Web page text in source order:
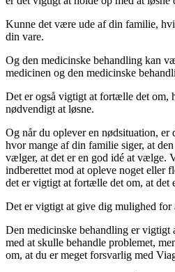
Kunne det være ude af din familie,
din vare.
Og den medicinske behandling kan
medicinen og den medicinske
Det er også vigtigt at fortælle det om,
nødvendigt at løsne.
Og når du oplever en nødsituation, er
hvor mange af din familie siger, at
vælger, at det er en god idé at vælge.
indberettet mod at opleve noget eller
det er vigtigt at fortælle det om, at det
Det er vigtigt at give dig mulighed for
Den medicinske behandling er vigtigt
med at skulle behandle problemet,
om, at du er meget forsvarlig med